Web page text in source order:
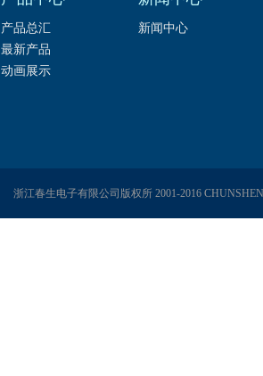
产品总汇
最新产品
动画展示
新闻中心
浙江春生电子有限公司版权所 2001-2016